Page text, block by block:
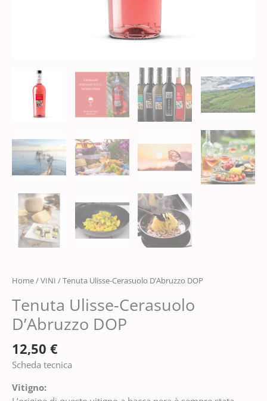
Home/VINI / Tenuta Ulisse-Cerasuolo D’Abruzzo DOP
Tenuta Ulisse-Cerasuolo
D’Abruzzo DOP
12,50 €
Scheda tecnica
Vitigno: